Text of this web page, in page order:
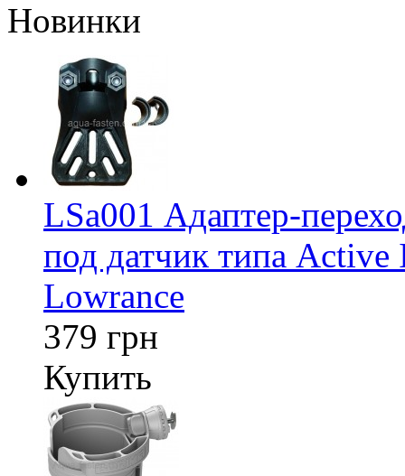
Новинки
LSa001 Адаптер-
под датчик типа Active
Lowrance
379 грн
Купить